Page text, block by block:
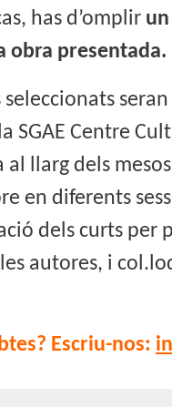
has d’omplir
obra presentada.
seleccionats
SGAE Centre
al llarg dels
en diferents
dels curts per
autores, i
Escriu-nos: